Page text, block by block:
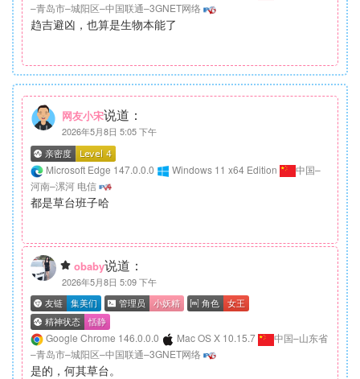
–青岛市–城阳区–中国联通–3GNET网络
趋吉避凶，也算是生物本能了
网友小宋说道：
2026年5月8日 5:05 下午
Microsoft Edge 147.0.0.0 Windows 11 x64 Edition
中国–
河南–漯河 电信
都是草台班子哈
obaby说道：
2026年5月8日 5:09 下午
Google Chrome 146.0.0.0 Mac OS X 10.15.7
中国–山东省
–青岛市–城阳区–中国联通–3GNET网络
是的，何其草台。